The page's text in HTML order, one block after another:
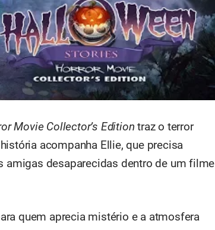
Movie Collector’s Edition traz o terror
acompanha Ellie, que precisa
amigas desaparecidas dentro de um filme
quem aprecia mistério e a atmosfera